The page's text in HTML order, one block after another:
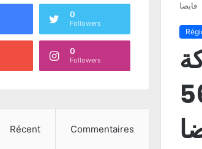
قابضا
ب 106 حافلة و 56
0
Followers
0
Followers
Récent Commentaires